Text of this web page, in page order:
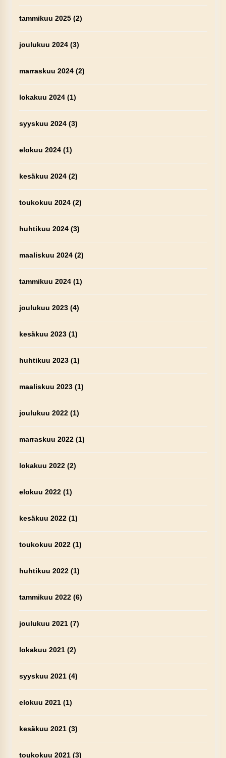
tammikuu 2025(2)
joulukuu 2024(3)
marraskuu 2024(2)
lokakuu 2024(1)
syyskuu 2024(3)
elokuu 2024(1)
kesäkuu 2024(2)
toukokuu 2024(2)
huhtikuu 2024(3)
maaliskuu 2024(2)
tammikuu 2024(1)
joulukuu 2023(4)
kesäkuu 2023(1)
huhtikuu 2023(1)
maaliskuu 2023(1)
joulukuu 2022(1)
marraskuu 2022(1)
lokakuu 2022(2)
elokuu 2022(1)
kesäkuu 2022(1)
toukokuu 2022(1)
huhtikuu 2022(1)
tammikuu 2022(6)
joulukuu 2021(7)
lokakuu 2021(2)
syyskuu 2021(4)
elokuu 2021(1)
kesäkuu 2021(3)
toukokuu 2021(3)